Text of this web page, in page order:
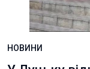
НОВИНИ